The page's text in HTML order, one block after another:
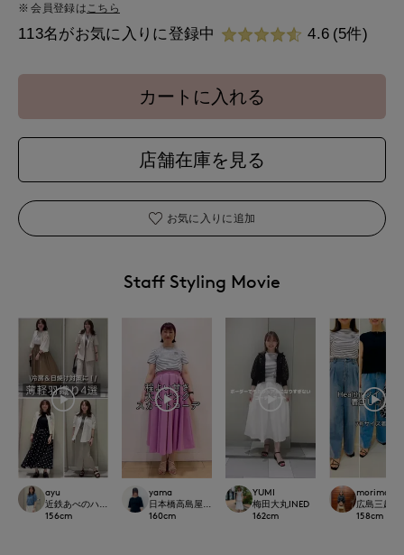
会員登録は こちら
113名がお気に入りに登録中 4.6 (5件)
カートに入れる
店舗在庫を見る
お気に入りに追加
Staff Styling Movie
ayu
近鉄あべのハルカスINED
156cm
yama
日本橋高島屋SC SUPERIOR CLOSET
160cm
YUMI
梅田大丸INED
162cm
morimoto
広島三越
158cm